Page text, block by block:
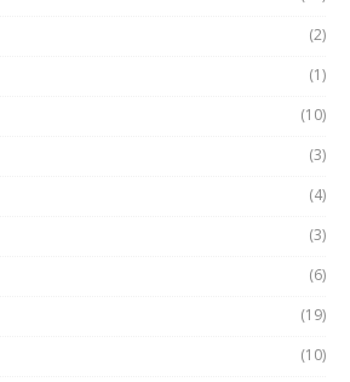
(2)
(1)
(10)
(3)
(4)
(3)
(6)
(19)
(10)